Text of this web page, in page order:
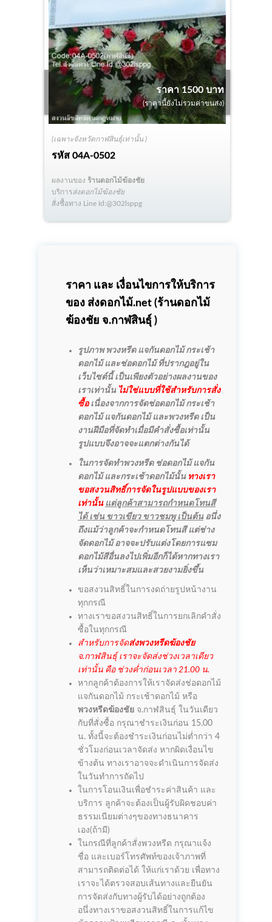
(เฉพาะจังหวัดกาฬสินธุ์เท่านั้น )
รหัส04A-0502
ราคา 1500 บาท
(ราคานี้ยังไม่รวมค่าขนส่ง)
ผลงานของ ร้านดอกไม้ฆ้องชัย
บริการส่งดอกไม้ฆ้องชัย
สั่งซื้อทาง Line Id:@302lsppg
ราคา และ เงื่อนไขการให้บริการ
ของ ส่งดอกไม้.net (ร้านดอกไม้
ฆ้องชัย จ.กาฬสินธุ์ )
รูปภาพ พวงหรีด แจกันดอกไม้ กระเช้า
ดอกไม้ และช่อดอกไม้ ที่ปรากฎอยู่ใน
เว็บไซต์นี้ เป็นเพียงตัวอย่างผลงานของ
เราเท่านั้น ไม่ใช่แบบที่ใช้สำหรับการสั่ง
ซื้อเนื่องจากการจัดช่อดอกไม้ กระเช้า
ดอกไม้ แจกันดอกไม้ และพวงหรีด เป็น
งานฝีมือที่จัดทำเมื่อมีคำสั่งซื้อเท่านั้น
รูปแบบจึงอาจจะแตกต่างกันได้
ในการจัดทำพวงหรีด ช่อดอกไม้ แจกัน
ดอกไม้ และกระเช้าดอกไม้นั้น ทางเรา
ขอสงวนสิทธิ์การจัดในรูปแบบของเรา
เท่านั้น แต่ลูกค้าสามารถกำหนดโทนสี
ได้ เช่น ขาวเขียว ขาวชมพู เป็นต้นอนึ่ง
ถึงแม้ว่าลูกค้าจะกำหนดโทนสี แต่ช่าง
จัดดอกไม้ อาจจะปรับแต่งโดยการแซม
ดอกไม้สีอื่นลงไปเพิ่มอีกก็ได้หากทางเรา
เห็นว่าเหมาะสมและสวยงามยิ่งขึ้น
ขอสงวนสิทธิ์ในการงดถ่ายรูปหน้างาน
ทุกกรณี
ทางเราขอสงวนสิทธิ์ในการยกเลิกคำสั่ง
ซื้อในทุกกรณี
สำหรับการจัดส่งพวงหรีดฆ้องชัย
จ.กาฬสินธุ์ เราจะจัดส่งช่วงเวลาเดียว
เท่านั้น คือ ช่วงค่ำก่อนเวลา 21.00 น.
หากลูกค้าต้องการให้เราจัดส่งช่อดอกไม้
แจกันดอกไม้ กระเช้าดอกไม้ หรือ
พวงหรีดฆ้องชัย จ.กาฬสินธุ์ ในวันเดียว
กับที่สั่งซื้อ กรุณาชำระเงินก่อน 15.00
น. ทั้งนี้จะต้องชำระเงินก่อนไม่ต่ำกว่า 4
ชั่วโมงก่อนเวลาจัดส่ง หากผิดเงื่อนไข
ข้างต้น ทางเราอาจจะดำเนินการจัดส่ง
ในวันทำการถัดไป
ในการโอนเงินเพื่อชำระค่าสินค้า และ
บริการ ลูกค้าจะต้องเป็นผู้รับผิดชอบค่า
ธรรมเนียมต่างๆของทางธนาคาร
เอง(ถ้ามี)
ในกรณีที่ลูกค้าสั่งพวงหรีด กรุณาแจ้ง
ชื่อ และเบอร์โทรศัพท์ของเจ้าภาพที่
สามารถติดต่อได้ ให้แก่เราด้วย เพื่อทาง
เราจะได้ตรวจสอบเส้นทางและยืนยัน
การจัดส่งกับทางผู้รับได้อย่างถูกต้อง
อนึ่งทางเราขอสงวนสิทธิ์ในการแก้ไข